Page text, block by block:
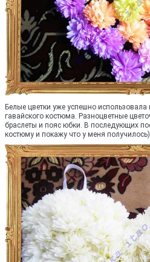
Белые цветки уже успешно
гавайского костюма. Разноцветные
браслеты и пояс юбки. В последующих
костюму и покажу что у меня получилось)